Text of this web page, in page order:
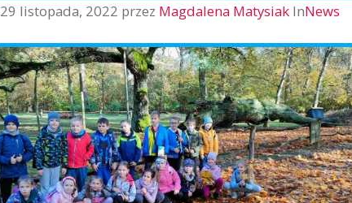
29 listopada, 2022 przez Magdalena Matysiak InNews